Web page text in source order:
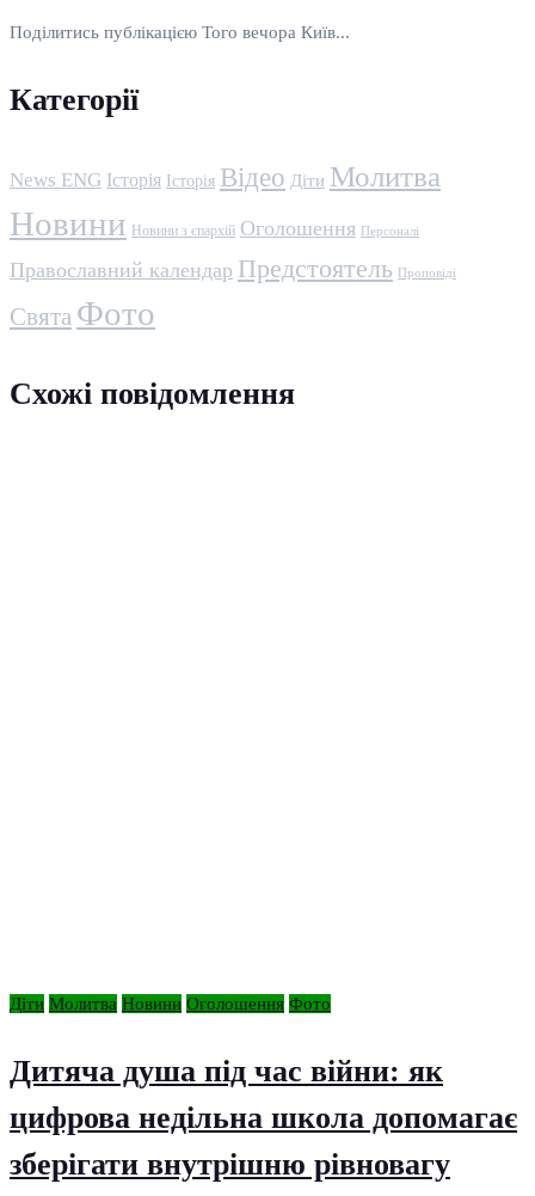
Поділитись публікацією Того вечора Київ...
Категорії
News ENG Історія Історія Відео Діти Молитва
Новини Новини з єпархій Оголошення Персоналі
Православний календар Предстоятель Проповіді
Свята Фото
Схожі повідомлення
Діти Молитва Новини Оголошення Фото
Дитяча душа під час війни: як
цифрова недільна школа допомагає
зберігати внутрішню рівновагу